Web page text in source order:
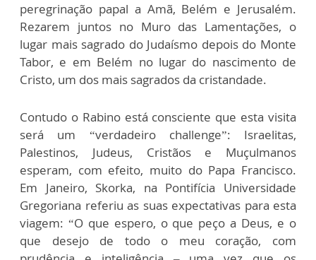
peregrinação papal a Amã, Belém e Jerusalém.
Rezarem juntos no Muro das Lamentações, o
lugar mais sagrado do Judaísmo depois do Monte
Tabor, e em Belém no lugar do nascimento de
Cristo, um dos mais sagrados da cristandade.
Contudo o Rabino está consciente que esta visita
será um “verdadeiro challenge”: Israelitas,
Palestinos, Judeus, Cristãos e Muçulmanos
esperam, com efeito, muito do Papa Francisco.
Em Janeiro, Skorka, na Pontifícia Universidade
Gregoriana referiu as suas expectativas para esta
viagem: “O que espero, o que peço a Deus, e o
que desejo de todo o meu coração, com